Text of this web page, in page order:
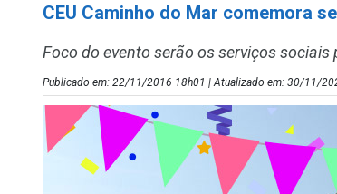
CEU Caminho do Mar comemora
Foco do evento serão os serviços
Publicado em: 22/11/2016 18h01 | Atualizado em: 30/11/